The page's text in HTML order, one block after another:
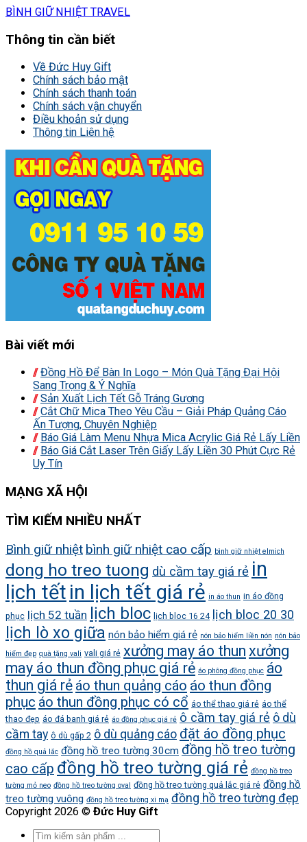
BÌNH GIỮ NHIỆT TRAVEL
Thông tin cần biết
Về Đức Huy Gift
Chính sách bảo mật
Chính sách thanh toán
Chính sách vận chuyển
Điều khoản sử dụng
Thông tin Liên hệ
Bài viết mới
Đồng Hồ Để Bàn In Logo – Món Quà Tặng Đại Hội
Sang Trọng & Ý Nghĩa
Sản Xuất Lịch Tết Gỗ Tráng Gương
Cắt Chữ Mica Theo Yêu Cầu – Giải Pháp Quảng Cáo
Ấn Tượng, Chuyên Nghiệp
Báo Giá Làm Menu Nhựa Mica Acrylic Giá Rẻ Lấy Liền
Báo Giá Cắt Laser Trên Giấy Lấy Liền 30 Phút Cực Rẻ
Uy Tín
MẠNG XÃ HỘI
TÌM KIẾM NHIỀU NHẤT
Bình giữ nhiệt bình giữ nhiệt cao cấp bình giữ nhiệt elmich
dong ho treo tuong dù cầm tay giá rẻ in
lịch tết in lịch tết giá rẻ in áo thun in áo đồng
phục lịch 52 tuần lịch bloc lịch bloc 16 24 lịch bloc 20 30
lịch lò xo giữa nón bảo hiểm giá rẻ nón bảo hiểm liền nón nón bảo
hiểm đẹp quà tặng vali vali giá rẻ xưởng may áo thun xưởng
may áo thun đồng phục giá rẻ áo phông đồng phục áo
thun giá rẻ áo thun quảng cáo áo thun đồng
phục áo thun đồng phục có cổ áo thể thao giá rẻ áo thể
thao đẹp áo đá banh giá rẻ áo đồng phục giá rẻ ô cầm tay giá rẻ ô dù
cầm tay ô dù gấp 2 ô dù quảng cáo đặt áo đồng phục
đồng hồ quả lắc đồng hồ treo tường 30cm đồng hồ treo tường
cao cấp đồng hồ treo tường giá rẻ đồng hồ treo
tường mỏ neo đồng hồ treo tường oval đồng hồ treo tường quả lắc giá rẻ đồng hồ
treo tường vuông đồng hồ treo tường xi mạ đồng hồ treo tường đẹp
Copyright 2026 © Đức Huy Gift